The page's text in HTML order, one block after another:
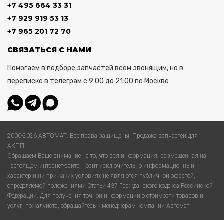
+7 495 664 33 31
+7 929 919 53 13
+7 965 201 72 70
СВЯЗАТЬСЯ С НАМИ
Помогаем в подборе запчастей всем звонящим, но в
переписке в телеграм с 9:00 до 21:00 по Москве
2000-2026 АВТОМАТ. Все права защищены. Продажа запчастей для
АКПП.
Обращаем Ваше внимание на то, что вся информация, размещенная на
настоящем интернет-сайте, носит исключительно информационный
характер и ни при каких условиях не являются публичной офертой,
определяемой положениями Статьи 437 Гражданского кодекса Российской
Федерации. Для получения точной информации о стоимости товаров и
услуг, пожалуйста, обращайтесь к менеджерам компании Автомат.